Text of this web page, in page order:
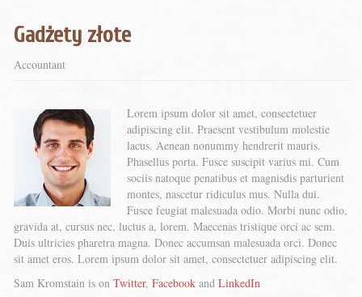
Gadżety złote
Accountant
Lorem ipsum dolor sit amet, consectetuer
adipiscing elit. Praesent vestibulum molestie
lacus. Aenean nonummy hendrerit mauris.
Phasellus porta. Fusce suscipit varius mi. Cum
sociis natoque penatibus et magnisdis parturient
montes, nascetur ridiculus mus. Nulla dui.
Fusce feugiat malesuada odio. Morbi nunc odio,
gravida at, cursus nec, luctus a, lorem. Maecenas tristique orci ac sem.
Duis ultricies pharetra magna. Donec accumsan malesuada orci. Donec
sit amet eros. Lorem ipsum dolor sit amet, consectetuer adipiscing elit.
Sam Kromstain is on Twitter, Facebook and LinkedIn